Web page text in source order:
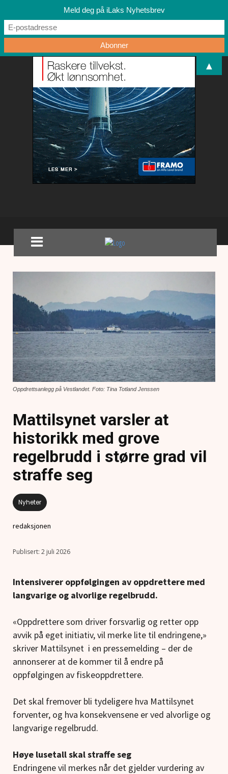
Oppdrettsanlegg på Vestlandet. Foto: Tina Totland Jenssen
Mattilsynet varsler at
historikk med grove
regelbrudd i større grad vil
straffe seg
Nyheter
redaksjonen
2 juli 2026
Intensiverer oppfølgingen av oppdrettere med
langvarige og alvorlige regelbrudd.
«Oppdrettere som driver forsvarlig og retter opp
avvik på eget initiativ, vil merke lite til endringene,»
skriver Mattilsynet i en pressemelding – der de
annonserer at de kommer til å endre på
oppfølgingen av fiskeoppdrettere.
Det skal fremover bli tydeligere hva Mattilsynet
forventer, og hva konsekvensene er ved alvorlige og
langvarige regelbrudd.
Høye lusetall skal straffe seg
Endringene vil merkes når det gjelder vurdering av
Meld deg på iLaks Nyhetsbrev
▲